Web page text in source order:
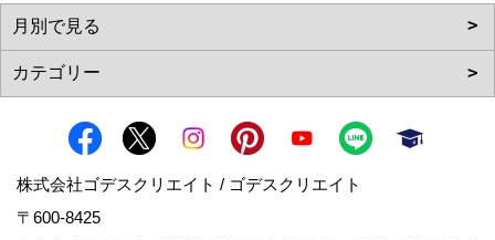
株式会社ゴデスクリエイト / ゴデスクリエイト
〒600-8425